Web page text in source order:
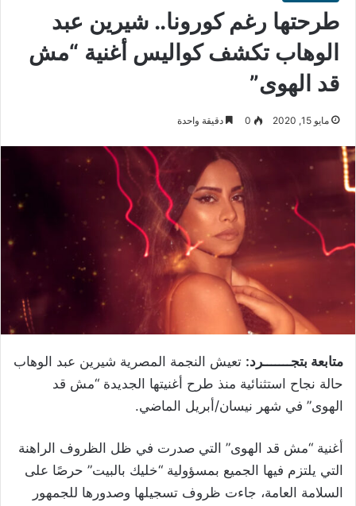
طرحتها رغم كورونا.. شيرين عبد
الوهاب تكشف كواليس أغنية “مش
قد الهوى”
مايو 15, 2020 0 دقيقة واحدة
متابعة بتجـــــــرد: تعيش النجمة المصرية شيرين عبد الوهاب
حالة نجاح استثنائية منذ طرح أغنيتها الجديدة “مش قد
الهوى” في شهر نيسان/أبريل الماضي.
أغنية “مش قد الهوى” التي صدرت في ظل الظروف الراهنة
التي يلتزم فيها الجميع بمسؤولية “خليك بالبيت” حرصًا على
السلامة العامة، جاءت ظروف تسجيلها وصدورها للجمهور